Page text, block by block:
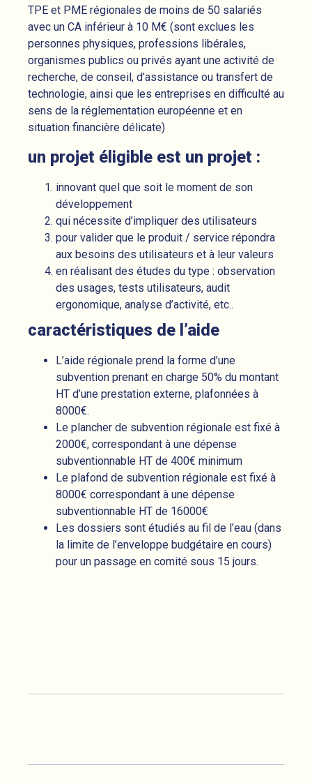
TPE et PME régionales de moins de 50 salariés
avec un CA inférieur à 10 M€ (sont exclues les
personnes physiques, professions libérales,
organismes publics ou privés ayant une activité de
recherche, de conseil, d’assistance ou transfert de
technologie, ainsi que les entreprises en difficulté au
sens de la réglementation européenne et en
situation financière délicate)
un projet éligible est un projet :
innovant quel que soit le moment de son
développement
qui nécessite d’impliquer des utilisateurs
pour valider que le produit / service répondra
aux besoins des utilisateurs et à leur valeurs
en réalisant des études du type : observation
des usages, tests utilisateurs, audit
ergonomique, analyse d’activité, etc..
caractéristiques de l’aide
L’aide régionale prend la forme d’une
subvention prenant en charge 50% du montant
HT d’une prestation externe, plafonnées à
8000€.
Le plancher de subvention régionale est fixé à
2000€, correspondant à une dépense
subventionnable HT de 400€ minimum
Le plafond de subvention régionale est fixé à
8000€ correspondant à une dépense
subventionnable HT de 16000€
Les dossiers sont étudiés au fil de l’eau (dans
la limite de l’enveloppe budgétaire en cours)
pour un passage en comité sous 15 jours.